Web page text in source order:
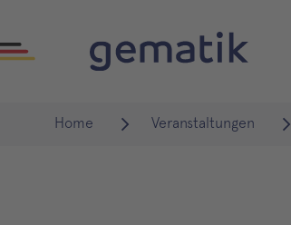
Home Veranstaltungen